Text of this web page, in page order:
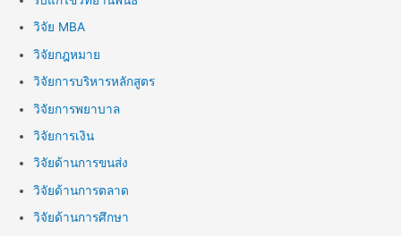
วิจัย MBA
วิจัยกฎหมาย
วิจัยการบริหารหลักสูตร
วิจัยการพยาบาล
วิจัยการเงิน
วิจัยด้านการขนส่ง
วิจัยด้านการตลาด
วิจัยด้านการศึกษา